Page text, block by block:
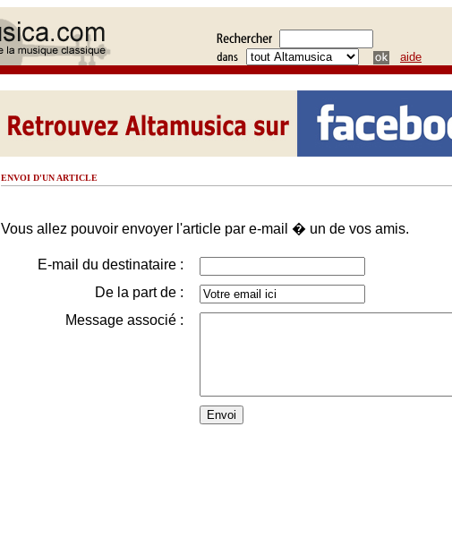
aide
ENVOI D'UN ARTICLE
Vous allez pouvoir envoyer l'article par e-mail � un de vos amis.
E-mail du destinataire :
De la part de :
Message associé :